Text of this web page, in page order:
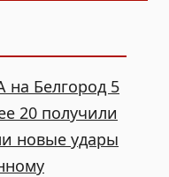
Белгород 5
20 получили
новые удары